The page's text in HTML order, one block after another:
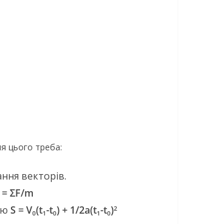
цього треба:
векторів.
ΣF/m
S = V0(t1-t0) + 1/2a(t1-t0)2